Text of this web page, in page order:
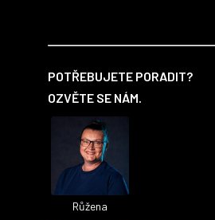
POTŘEBUJETE PORADIT?
OZVĚTE SE NÁM.
Růžena